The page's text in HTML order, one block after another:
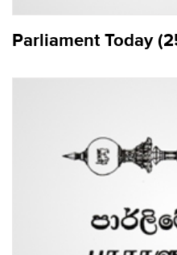
Parliament Today